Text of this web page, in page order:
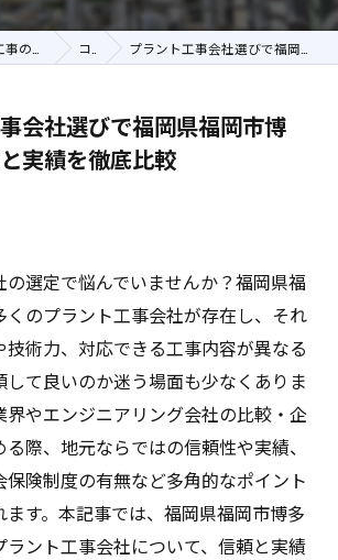
コラム プラント工事会社選びで福岡県福岡市博多区の信頼と実績を徹底比較
会社選びで福岡県福岡市博
実績を徹底比較
の選定で悩んでいませんか？福岡県福
くのプラント工事会社が存在し、それ
技術力、対応できる工事内容が異なる
して良いのか迷う場面も少なくありま
界やエンジニアリング会社の比較・企
際、地元ならではの信頼性や実績、
険制度の有無など多角的なポイント
す。本記事では、福岡県福岡市博多
ラント工事会社について、信頼と実績